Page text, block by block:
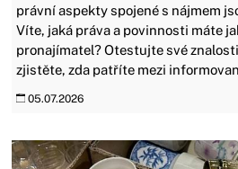
právní aspekty spojené s nájmem
Víte, jaká práva a povinnosti máte
pronajímatel? Otestujte své
zjistěte, zda patříte mezi
05.07.2026